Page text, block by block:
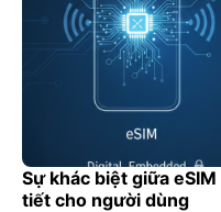
eSIM hoạt […]
Sự khác biệt giữa
tiết cho người dùng